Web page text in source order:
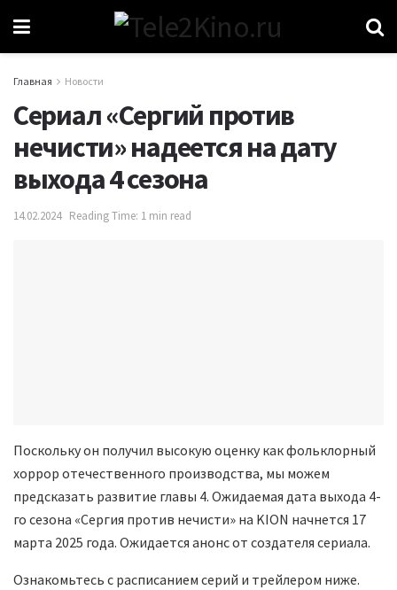
Главная Новости
Сериал «Сергий против
нечисти» надеется на дату
выхода 4 сезона
14.02.2024 Reading Time: 1 min read
Поскольку он получил высокую оценку как фольклорный
хоррор отечественного производства, мы можем
предсказать развитие главы 4. Ожидаемая дата выхода 4-
го сезона «Сергия против нечисти» на KION начнется 17
марта 2025 года. Ожидается анонс от создателя сериала.
Ознакомьтесь с расписанием серий и трейлером ниже.